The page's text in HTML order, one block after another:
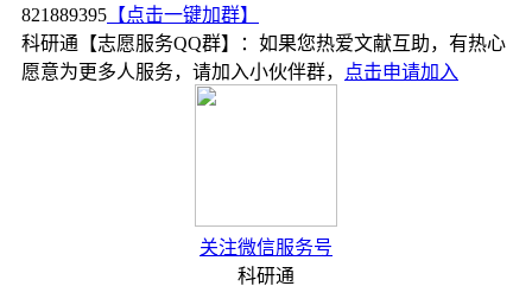
821889395 【点击一键加群】
科研通【志愿服务QQ群】：如果您热爱文献互助，有热心
愿意为更多人服务，请加入小伙伴群，
点击申请加入
关注微信服务号
科研通